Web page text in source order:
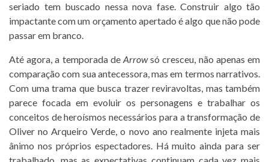
seriado tem buscado nessa nova fase. Construir algo tão
impactante com um orçamento apertado é algo que não pode
passar em branco.
Até agora, a temporada de Arrowsó cresceu, não apenas em
comparação com sua antecessora, mas em termos narrativos.
Com uma trama que busca trazer reviravoltas, mas também
parece focada em evoluir os personagens e trabalhar os
conceitos de heroísmos necessários para a transformação de
Oliver no Arqueiro Verde, o novo ano realmente injeta mais
ânimo nos próprios espectadores. Há muito ainda para ser